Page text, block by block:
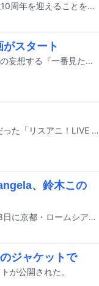
ソニー・ミュージックレーベルズ内レーベル・SACRA MUSICが2027年に設立10周年を迎えることを記念し、アニソンコンピレーションアルバム「SACRA MUSIC 10th Anniversary ANI-SONG HIGHLIGHTS」が配信リリースされる。
スタート
アーティストマネジメント会社・ミュージックレインによるSNS企画「あなたの妄想する『一番見たい2マンライブ』」がスタートした。
本日11月29日明日30日に中国・上海LIVERSE音宇宙芸術センターで開催予定だった「リスアニ！LIVE SHANGHAI 2025」の中止が発表された。
、鈴木この
アニメミュージックフェス「京（みやこ）Premium Live 2025」が12月27、28日に京都・ロームシアター京都 メインホールで開催される。このたび出演者情報が発表された。
ジャケットで
が公開された。